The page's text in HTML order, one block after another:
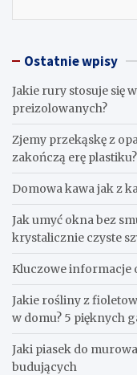
Ostatnie wpisy
Jakie rury stosuje się
preizolowanych?
Zjemy przekąskę z
zakończą erę plastiku?
​Domowa kawa jak z
Jak umyć okna bez
krystalicznie czyste
Kluczowe informacje
Jakie rośliny z
w domu? 5 pięknych
Jaki piasek do
budujących